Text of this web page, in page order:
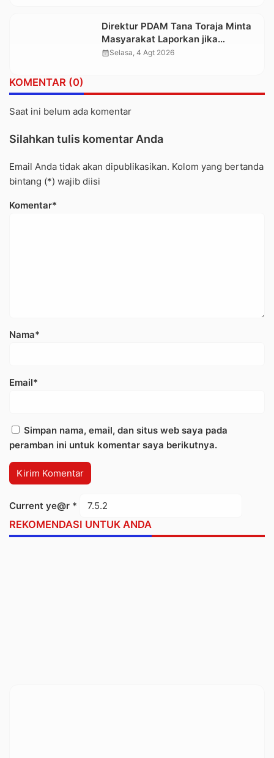
Direktur PDAM Tana Toraja Minta
Masyarakat Laporkan jika
Temukan Pungli Sambungan Air
calendar_monthSelasa, 4 Agt 2026
KOMENTAR (0)
Saat ini belum ada komentar
Silahkan tulis komentar Anda
Email Anda tidak akan dipublikasikan. Kolom yang bertanda
bintang (*) wajib diisi
Komentar*
Nama*
Email*
Simpan nama, email, dan situs web saya pada
peramban ini untuk komentar saya berikutnya.
Current ye@r *
REKOMENDASI UNTUK ANDA